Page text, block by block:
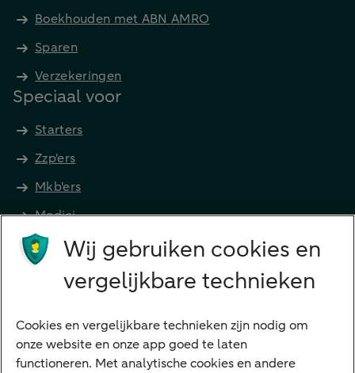
Boekhouden met ABN AMRO
Sparen
Verzekeringen
Speciaal voor
Starters
Zzp'ers
Mkb'ers
Medici
Advocaten en notarissen
Diensten
VraagHugo
Wij gebruiken cookies en
vergelijkbare technieken
Cookies en vergelijkbare technieken zijn nodig om
onze website en onze app goed te laten
functioneren. Met analytische cookies en andere